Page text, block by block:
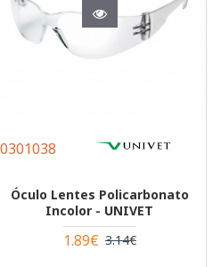
0301038
Óculo Lentes Policarbonato
Incolor - UNIVET
1.89€ 3.14€